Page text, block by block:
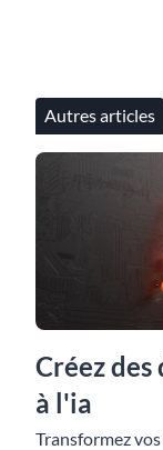
Autres articles
Créez des
à l'ia
Transformez